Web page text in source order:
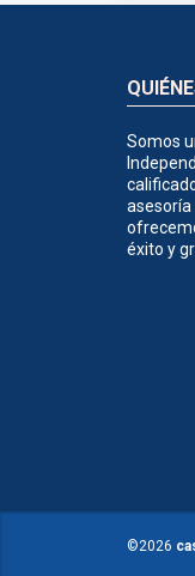
Somos
asesoría
éxito y
©2026